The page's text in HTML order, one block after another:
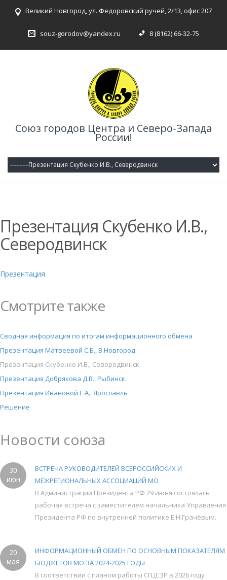
Великий Новгород, ул. Федоровский ручей, 2/13, офис 207
souz-gorodov@yandex.ru 8 (8162) 66-32-75
Союз городов Центра и Северо-Запада
России!
Презентация Скубенко И.В.,
Северодвинск
Презентация
Смотрите также
Сводная информация по итогам информационного обмена
Презентация Матвеевой С.Б., В.Новгород
Презентация Скубенко И.В., Северодвинск
Презентация Добрякова Д.В., Рыбинск
Презентация Ивановой Е.А., Ярославль
Решение
Новости союза
30
июн
ВСТРЕЧА РУКОВОДИТЕЛЕЙ ВСЕРОССИЙСКИХ И
МЕЖРЕГИОНАЛЬНЫХ АССОЦИАЦИЙ МО
В Администрации Президента РФ 29 июня состоялась
рабочая встреча с заместителем начальника Управления
Президента РФ по внутренней политике Е.Н.Грачёвым.
20
мая
ИНФОРМАЦИОННЫЙ ОБМЕН ПО ОСНОВНЫМ ПОКАЗАТЕЛЯМ
БЮДЖЕТОВ МО ЗА 2024-2025 ГОДЫ
В соответствии с планом работы СГЦСЗР в 2026 году